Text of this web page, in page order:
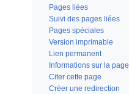
Pages liées
Suivi des pages liées
Pages spéciales
Version imprimable
Lien permanent
Informations sur la page
Citer cette page
Créer une redirection